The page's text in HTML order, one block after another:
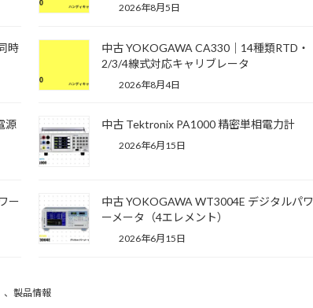
2026年8月5日
時
中古 YOKOGAWA CA330｜14種類RTD・
2/3/4線式対応キャリブレータ
2026年8月4日
源 中古 Tektronix PA1000 精密単相電力計
2026年6月15日
ー
中古 YOKOGAWA WT3004E デジタルパワ
ーメータ（4エレメント）
2026年6月15日
、 製品情報